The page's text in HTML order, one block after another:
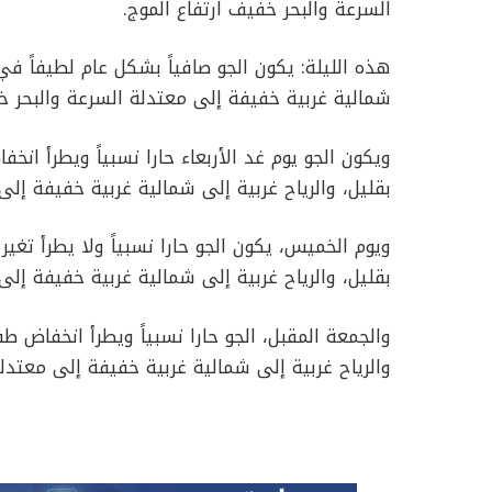
السرعة والبحر خفيف ارتفاع الموج.
هذه الليلة: يكون الجو صافياً بشكل عام لطيفاً
شمالية غربية خفيفة إلى معتدلة السرعة
ويكون الجو يوم غد الأربعاء حارا نسبياً ويطرأ
بقليل، والرياح غربية إلى شمالية غربية خفيفة
ويوم الخميس، يكون الجو حارا نسبياً ولا يطرأ
بقليل، والرياح غربية إلى شمالية غربية خفيفة
والجمعة المقبل، الجو حارا نسبياً ويطرأ
والرياح غربية إلى شمالية غربية خفيفة إلى